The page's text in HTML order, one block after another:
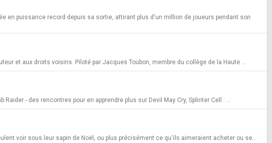
en puissance record depuis sa sortie, attirant plus d'un million de joueurs pendant son
et aux droits voisins. Piloté par Jacques Toubon, membre du collège de la Haute ...
- des rencontres pour en apprendre plus sur Devil May Cry, Splinter Cell : ...
voir sous leur sapin de Noël, ou plus précisément ce qu'ils aimeraient acheter ou se...